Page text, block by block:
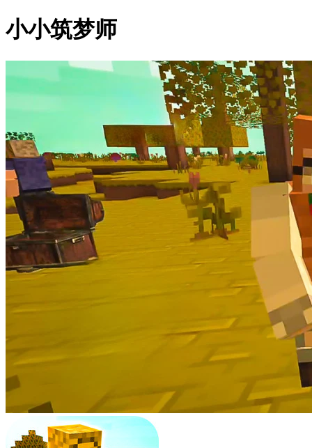
小小筑梦师